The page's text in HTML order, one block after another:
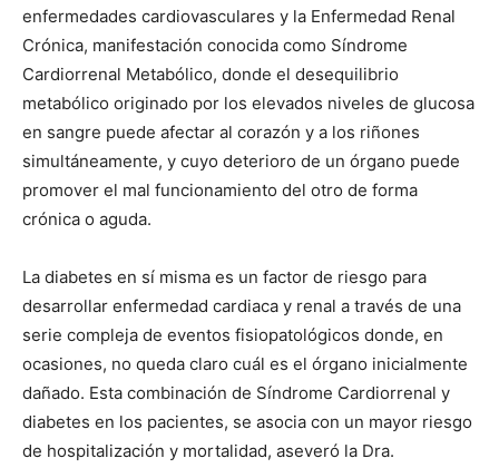
enfermedades cardiovasculares y la Enfermedad Renal
Crónica, manifestación conocida como Síndrome
Cardiorrenal Metabólico, donde el desequilibrio
metabólico originado por los elevados niveles de glucosa
en sangre puede afectar al corazón y a los riñones
simultáneamente, y cuyo deterioro de un órgano puede
promover el mal funcionamiento del otro de forma
crónica o aguda.
La diabetes en sí misma es un factor de riesgo para
desarrollar enfermedad cardiaca y renal a través de una
serie compleja de eventos fisiopatológicos donde, en
ocasiones, no queda claro cuál es el órgano inicialmente
dañado. Esta combinación de Síndrome Cardiorrenal y
diabetes en los pacientes, se asocia con un mayor riesgo
de hospitalización y mortalidad, aseveró la Dra.